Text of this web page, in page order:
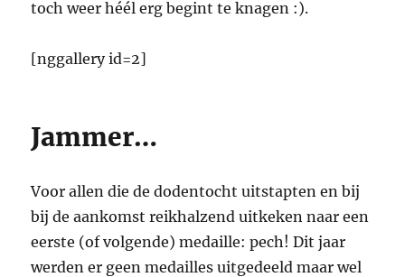
toch weer héél erg begint te knagen :).
[nggallery id=2]
Jammer…
Voor allen die de dodentocht uitstapten en bij
bij de aankomst reikhalzend uitkeken naar een
eerste (of volgende) medaille: pech! Dit jaar
werden er geen medailles uitgedeeld maar wel